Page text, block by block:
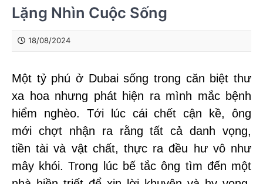
Lặng Nhìn Cuộc Sống
18/08/2024
Một tỷ phú ở Dubai sống trong căn biệt thư
xa hoa nhưng phát hiện ra mình mắc bệnh
hiểm nghèo. Tới lúc cái chết cận kề, ông
mới chợt nhận ra rằng tất cả danh vọng,
tiền tài và vật chất, thực ra đều hư vô như
mây khói. Trong lúc bế tắc ông tìm đến một